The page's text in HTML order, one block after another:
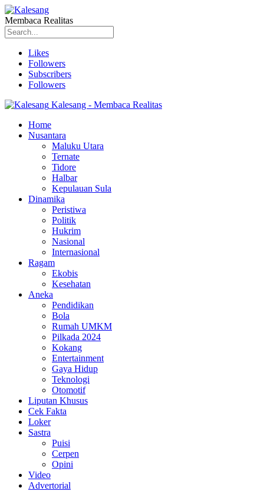
Membaca Realitas
Likes
Followers
Subscribers
Followers
Kalesang - Membaca Realitas
Home
Nusantara
Maluku Utara
Ternate
Tidore
Halbar
Kepulauan Sula
Dinamika
Peristiwa
Politik
Hukrim
Nasional
Internasional
Ragam
Ekobis
Kesehatan
Aneka
Pendidikan
Bola
Rumah UMKM
Pilkada 2024
Kokang
Entertainment
Gaya Hidup
Teknologi
Otomotif
Liputan Khusus
Cek Fakta
Loker
Sastra
Puisi
Cerpen
Opini
Video
Advertorial